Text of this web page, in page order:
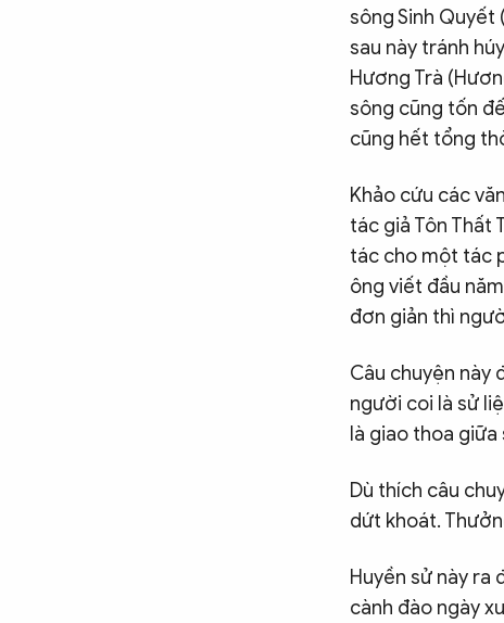
sông Sinh Quyết
sau này tránh
Hương Trà
sông cũng tốn
cũng hết tổng
Khảo cứu các
tác giả Tôn Thất
tác cho một tác
ông viết đầu
đơn giản thì
Câu chuyện này
người coi là sử
là giao thoa
Dù thích câu
dứt khoát.
Huyền sử này ra
cành đào ngày